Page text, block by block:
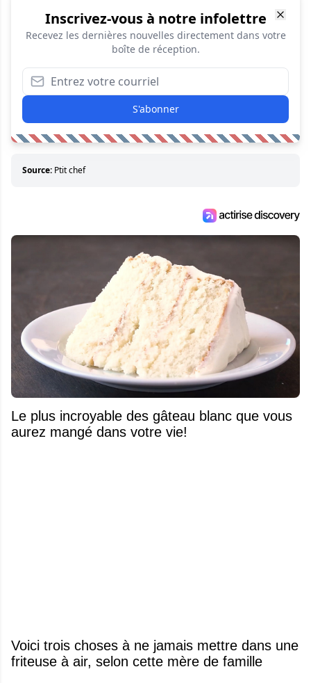
Inscrivez-vous à notre infolettre
Recevez les dernières nouvelles directement dans votre
boîte de réception.
S'abonner
Source: Ptit chef
Le plus incroyable des gâteau blanc que vous
aurez mangé dans votre vie!
Voici trois choses à ne jamais mettre dans une
friteuse à air, selon cette mère de famille